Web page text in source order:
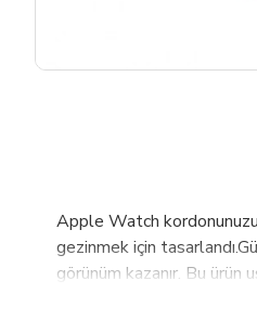
Apple Watch
gezinmek için
görünüm kazanır. Bu